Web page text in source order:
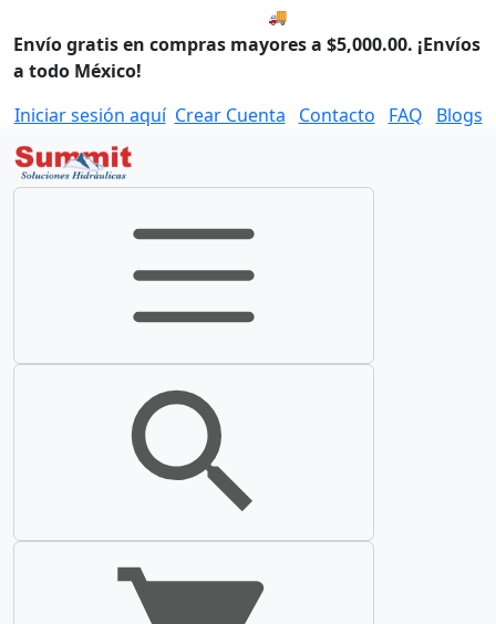
🚚 Envío el Lunes, 10 de
Envío gratis en compras mayores a $5,000.00. ¡Envíos
a todo México!
Iniciar sesión aquí Crear Cuenta Contacto FAQ Blogs